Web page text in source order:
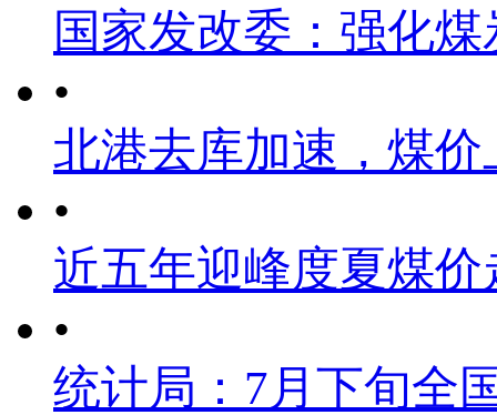
国家发改委：强化
•
北港去库加速，煤
•
近五年迎峰度夏煤价
•
统计局：7月下旬全